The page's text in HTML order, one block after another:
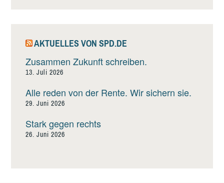
AKTUELLES VON SPD.DE
Zusammen Zukunft schreiben.
13. Juli 2026
Alle reden von der Rente. Wir sichern sie.
29. Juni 2026
Stark gegen rechts
26. Juni 2026